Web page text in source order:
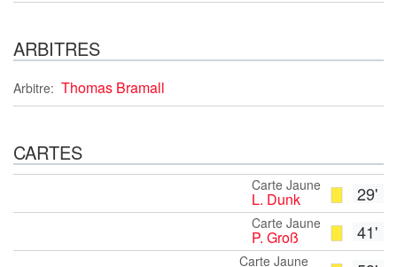
ARBITRES
Arbitre: Thomas Bramall
CARTES
29'
Carte Jaune
L. Dunk
41'
Carte Jaune
P. Groß
Carte Jaune